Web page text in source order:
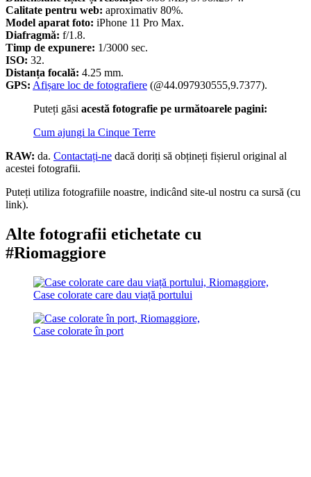
Calitate pentru web: aproximativ 80%.
Model aparat foto: iPhone 11 Pro Max.
Diafragmă: f/1.8.
Timp de expunere: 1/3000 sec.
ISO: 32.
Distanța focală: 4.25 mm.
GPS: Afișare loc de fotografiere (@44.097930555,9.7377).
Puteți găsi acestă fotografie pe următoarele pagini:
Cum ajungi la Cinque Terre
RAW: da. Contactați-ne dacă doriți să obțineți fișierul original al
acestei fotografii.
Puteți utiliza fotografiile noastre, indicând site-ul nostru ca sursă (cu
link).
Alte fotografii etichetate cu
#Riomaggiore
Case colorate care dau viață portului
Case colorate în port